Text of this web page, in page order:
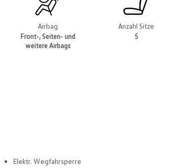
Airbag
Front-, Seiten- und
weitere Airbags
Anzahl Sitze
5
Elektr. Wegfahrsperre